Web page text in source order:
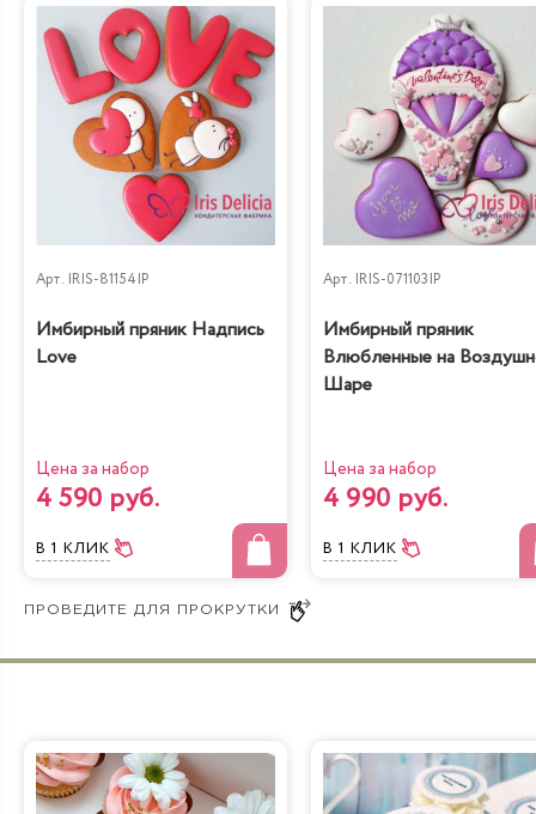
Арт. IRIS-81154IP
Имбирный пряник Надпись
Love
Цена за набор
4 590 руб.
В 1 КЛИК
Арт. IRIS-071103IP
Имбирный пряник
Влюбленные на
Шаре
Цена за набор
4 990 руб.
В 1 КЛИК